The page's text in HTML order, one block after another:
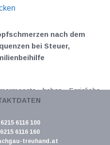
nach dem
bei Steuer,
haben Ferialjobs
finanzielle Anreiz, im Sommer
Hineinschnuppern in ein
Gründe. Damit
6116 100
6116 160
treuhand.at